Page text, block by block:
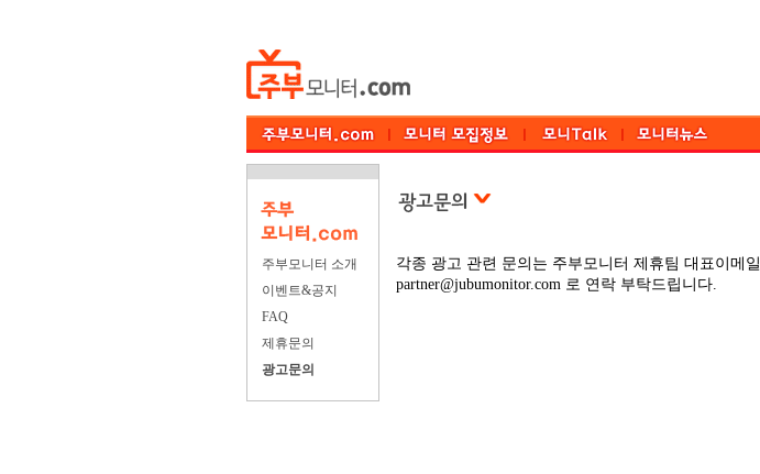
주부모니터 소개
이벤트&공지
FAQ
제휴문의
광고문의
각종 광고 관련 문의는 주부모니터 제휴팀 대표이메일
partner@jubumonitor.com 로 연락 부탁드립니다.